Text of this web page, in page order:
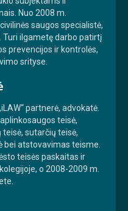
Nuo 2008 m.
saugos specialistė,
ilgametę darbo patirtį
prevencijos ir kontrolės,
srityse.
partnerė, advokatė.
teisė,
sutarčių teisė,
bei atstovavimas teisme.
teisės paskaitas ir
o 2008-2009 m.